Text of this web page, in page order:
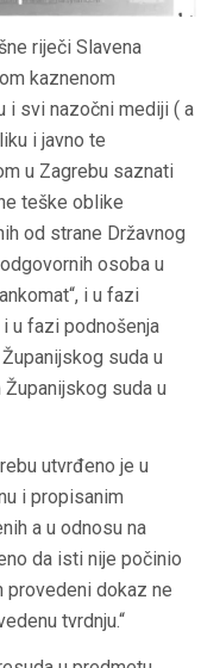
riječi Slavena
kaznenom
i svi nazočni mediji ( a
i javno te
u Zagrebu saznati
teške oblike
od strane Državnog
osoba u
i u fazi
u fazi podnošenja
suda u
suda u
utvrđeno je u
i propisanim
a u odnosu na
da isti nije počinio
provedeni dokaz ne
tvrdnju.“